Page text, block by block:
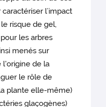
l’impact
risque de gel,
les arbres
menés sur
l'origine de la
le rôle de
plante elle-même)
glaçogènes)